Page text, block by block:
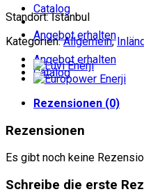
Catalog
Angebot erhalten
Angebot erhalten
Catalog
Standort: İstanbul
Kategorien:Allgemein,
Rezensionen (0)
Rezensionen
Es gibt noch keine
Schreibe die erste